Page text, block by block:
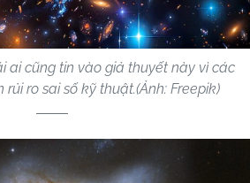
ai cũng tin vào giả thuyết này vì các
ro sai số kỹ thuật.(Ảnh: Freepik)